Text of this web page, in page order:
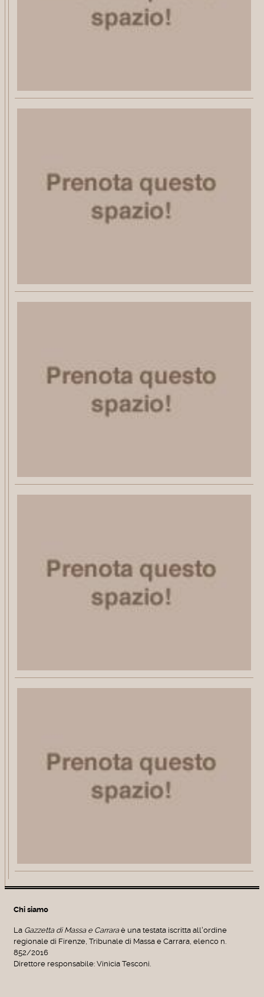
Chi siamo
La Gazzetta di Massa e Carraraè una testata iscritta all'ordine
regionale di Firenze, Tribunale di Massa e Carrara, elenco n.
852/2016
Direttore responsabile: Vinicia Tesconi.